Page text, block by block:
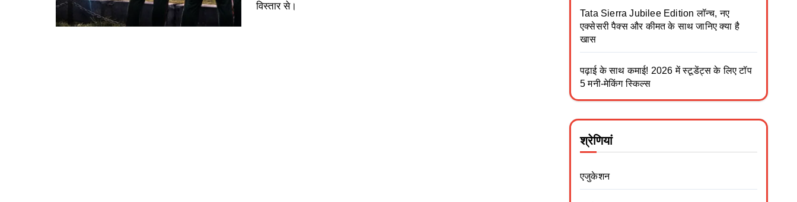
विस्तार से।
Tata Sierra Jubilee Edition लॉन्च, नए
एक्सेसरी पैक्स और कीमत के साथ जानिए क्या है
खास
पढ़ाई के साथ कमाई! 2026 में स्टूडेंट्स के लिए टॉप
5 मनी-मेकिंग स्किल्स
श्रेणियां
एजुकेशन